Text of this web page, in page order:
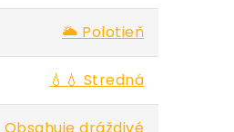
🌥️ Polotieň
💧💧 Stredná